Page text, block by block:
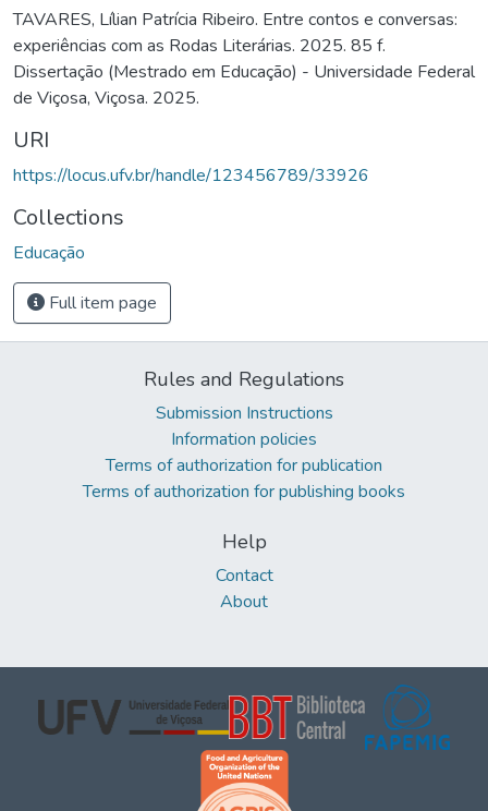
TAVARES, Lílian Patrícia Ribeiro. Entre contos e conversas:
experiências com as Rodas Literárias. 2025. 85 f.
Dissertação (Mestrado em Educação) - Universidade Federal
de Viçosa, Viçosa. 2025.
URI
https://locus.ufv.br/handle/123456789/33926
Collections
Educação
Full item page
Rules and Regulations
Submission Instructions
Information policies
Terms of authorization for publication
Terms of authorization for publishing books
Help
Contact
About